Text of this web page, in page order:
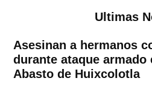
Ultimas
Asesinan a hermanos
durante ataque armado
Abasto de Huixcolotla